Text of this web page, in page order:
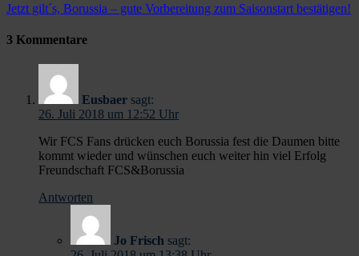
Jetzt gilt´s, Borussia – gute Vorbereitung zum Saisonstart bestätigen!
3 Kommentare
Eusbaer sagt:
26. Juli 2018 um 12:52 Uhr
Wir FCS Fans drücken euch Borussia fest die Daumen bitte
kommt wieder und wünschen euch weiter hin viel Erfolg
Freundschaft FCS&Borussia
Antworten
Jo Frisch sagt: